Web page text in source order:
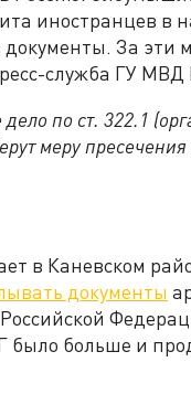
иностранцев в
За эти
служба ГУ МВД
по ст. 322.1
меру пресечения
в Каневском
документы
было больше и